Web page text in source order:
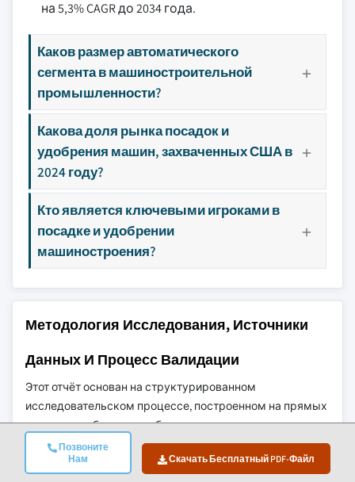
Позвоните
Нам
Скачать Бесплатный PDF-Файл
на 5,3% CAGR до 2034 года.
Каков размер автоматического
сегмента в машиностроительной
промышленности?
Какова доля рынка посадок и
удобрения машин, захваченных США в
2024 году?
Кто является ключевыми игроками в
посадке и удобрении
машиностроения?
Методология Исследования, Источники
Данных И Процесс Валидации
Этот отчёт основан на структурированном
исследовательском процессе, построенном на прямых
отраслевых беседах, собственном моделировании и
строгой перекрёстной проверке, а не просто на
кабинетных исследованиях.